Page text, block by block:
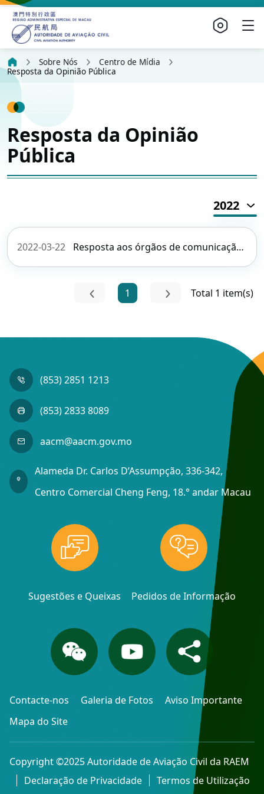
Sobre Nós
Centro de Mídia
Resposta da Opinião Pública
Resposta da Opinião
Pública
2022
2022-03-22 Resposta aos órgãos de comunicação social sobre o acidente de avião da China Eastern Airlines
1 Total 1 item(s)
(853) 2851 1213
(853) 2833 8089
aacm@aacm.gov.mo
Alameda Dr. Carlos D’Assumpção, 336-342,
Centro Comercial Cheng Feng, 18.° andar Macau
Sugestões e Queixas Pedidos de Informação
Contacte-nos Galeria de Fotos
Aviso Importante
Mapa do Site
Copyright ©2025 Autoridade de Aviação Civil da RAEM
Declaração de Privacidade
Termos de Utilização